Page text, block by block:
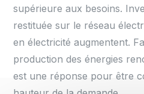
supérieure aux besoins.
restituée sur le réseau
en électricité augmentent.
production des énergies
est une réponse pour être